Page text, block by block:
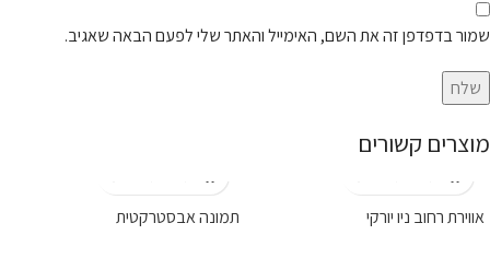
שמור בדפדפן זה את השם, האימייל והאתר שלי לפעם הבאה שאגיב.
מוצרים קשורים
אווירת רחוב ניו יורקי תמונה אבסטרקטית